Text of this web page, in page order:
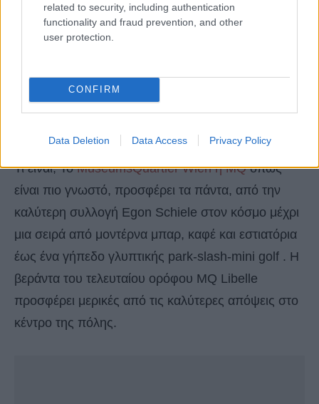
related to security, including authentication
functionality and fraud prevention, and other
user protection.
CONFIRM
Data Deletion Data Access Privacy Policy
Τι είναι; ΤοMuseumsQuartier Wien ή MQόπως
είναι πιο γνωστό, προσφέρει τα πάντα, από την
καλύτερη συλλογή Egon Schiele στον κόσμο μέχρι
μια σειρά από μοντέρνα μπαρ, καφέ και εστιατόρια
έως ένα γήπεδο γλυπτικής park-slash-mini golf . Η
βεράντα του τελευταίου ορόφου MQ Libelle
προσφέρει μερικές από τις καλύτερες απόψεις στο
κέντρο της πόλης.